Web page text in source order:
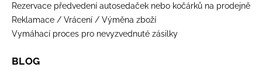
Rezervace předvedení autosedaček nebo kočárků na prodejně
Reklamace / Vrácení / Výměna zboží
Vymáhací proces pro nevyzvednuté zásilky
BLOG